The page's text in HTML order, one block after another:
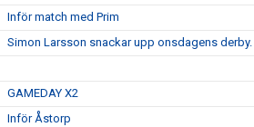
Inför match med Prim
Simon Larsson snackar upp onsdagens derby.
GAMEDAY X2
Inför Åstorp